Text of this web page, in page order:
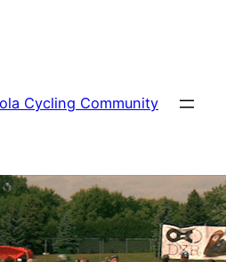
Cycling Community